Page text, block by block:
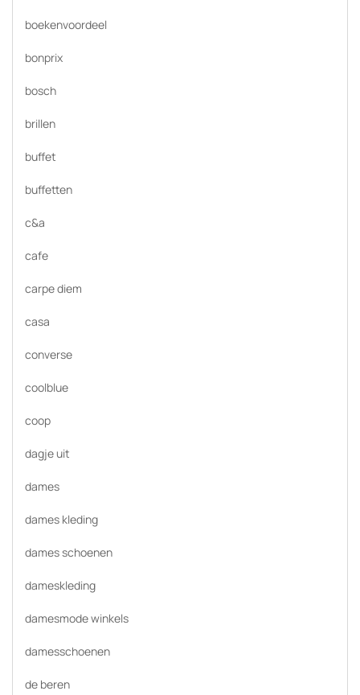
boekenvoordeel
bonprix
bosch
brillen
buffet
buffetten
c&a
cafe
carpe diem
casa
converse
coolblue
coop
dagje uit
dames
dames kleding
dames schoenen
dameskleding
damesmode winkels
damesschoenen
de beren